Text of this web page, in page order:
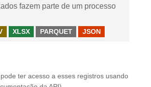
fazem parte de um processo
XLSX PARQUET JSON
ter acesso a esses registros usando